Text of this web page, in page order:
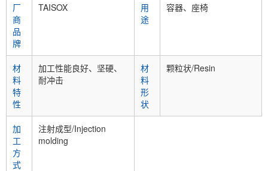
厂
商
品
牌
TAISOX
用
途
容器、座椅
材
料
特
性
加工性能良好、坚硬、
耐冲击
材
料
形
状
颗粒状/Resin
加
工
方
式
注射成型/Injection
molding